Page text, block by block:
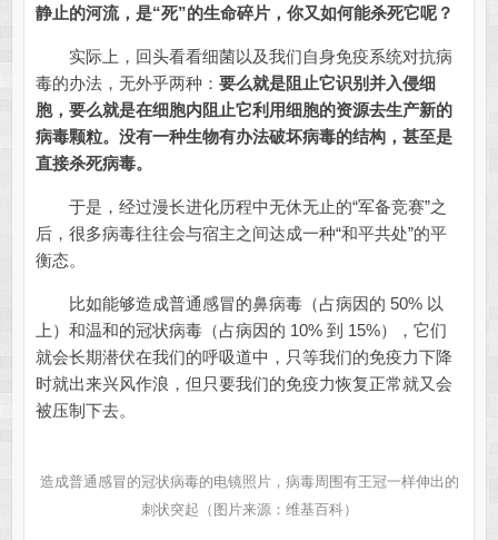
静止的河流，是“死”的生命碎片，你又如何能杀死它呢？
实际上，回头看看细菌以及我们自身免疫系统对抗病
毒的办法，无外乎两种： 要么就是阻止它识别并入侵细
胞，要么就是在细胞内阻止它利用细胞的资源去生产新的
病毒颗粒。没有一种生物有办法破坏病毒的结构，甚至是
直接杀死病毒。
于是，经过漫长进化历程中无休无止的“军备竞赛”之
后，很多病毒往往会与宿主之间达成一种“和平共处”的平
衡态。
比如能够造成普通感冒的鼻病毒（占病因的 50% 以
上）和温和的冠状病毒（占病因的 10% 到 15%），它们
就会长期潜伏在我们的呼吸道中，只等我们的免疫力下降
时就出来兴风作浪，但只要我们的免疫力恢复正常就又会
被压制下去。
造成普通感冒的冠状病毒的电镜照片，病毒周围有王冠一样伸出的
刺状突起（图片来源：维基百科）